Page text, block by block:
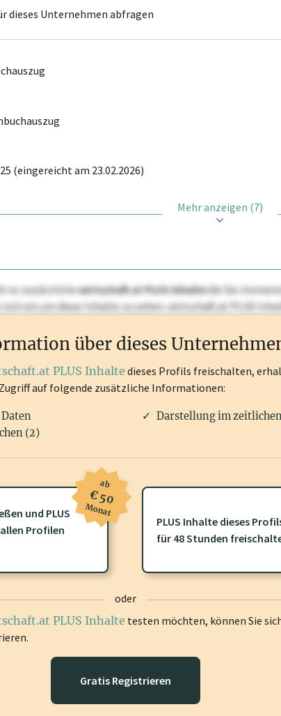
dieses Unternehmen abfragen
(eingereicht am 23.02.2026)
Mehr anzeigen (7)
es zusätzlichewirtschaft.at PLUS Inhaltedie Sie
sich ein um diese Inhalte zu sehen. wirtschaft.at PLUS
es zusätzliche wirtschaft.at PLUS Inhaltedie Sie
ein um diese Inhalte zu sehen.
über dieses
PLUS Inhaltedieses Profils freischalten,
Zugriff auf folgende zusätzliche Informationen:
Darstellung im
(2)
und PLUS
Profilen
ab
€ 50
Monat
PLUS Inhalte dieses
für 48 Stunden
oder
PLUS Inhalte testen möchten, können Sie
Gratis Registrieren